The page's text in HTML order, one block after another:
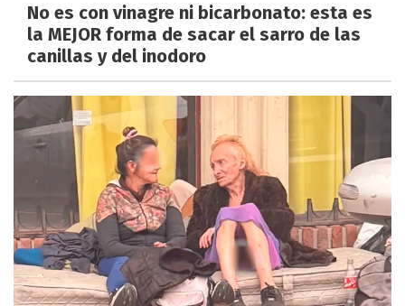
No es con vinagre ni bicarbonato: esta es
la MEJOR forma de sacar el sarro de las
canillas y del inodoro